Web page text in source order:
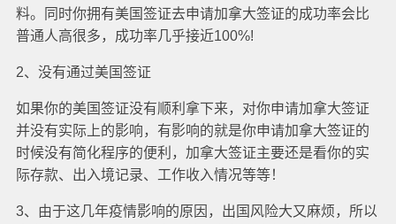
料。同时你拥有美国签证去申请加拿大签证的成功率会比
普通人高很多，成功率几乎接近100%!
2、没有通过美国签证
如果你的美国签证没有顺利拿下来，对你申请加拿大签证
并没有实际上的影响，有影响的就是你申请加拿大签证的
时候没有简化程序的便利，加拿大签证主要还是看你的实
际存款、出入境记录、工作收入情况等等！
3、由于这几年疫情影响的原因，出国风险大又麻烦，所以